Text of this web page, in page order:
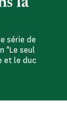
série de
"Le seul
et le duc